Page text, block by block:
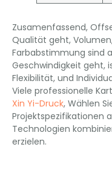
Zusamenfassend,
Qualität geht,
Farbabstimmung sind
Geschwindigkeit geht,
Flexibilität, und
Viele professionelle
Xin Yi-Druck, Wählen
Projektspezifikationen
Technologien
erzielen.